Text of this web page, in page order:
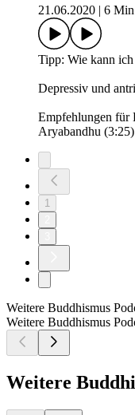
21.06.2020
6
Tipp: Wie kann
Depressiv und
Empfehlungen für
Aryabandhu (3:25)
1
Weitere Buddhismus
Weitere Buddhismus
Weitere